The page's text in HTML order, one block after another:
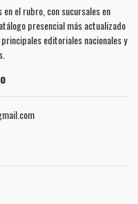
en el rubro, con sucursales en
presencial más actualizado
editoriales nacionales y